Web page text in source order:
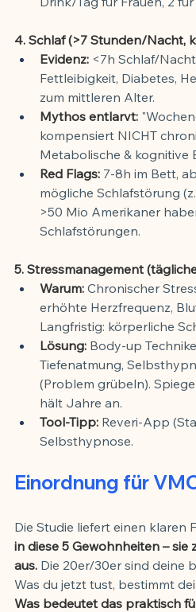
4. Schlaf (>7 Stunden/Nacht,
Evidenz: <7h Schlaf/
Fettleibigkeit, Diabetes,
zum mittleren Alter.
Mythos entlarvt:
kompensiert NICHT
Metabolische & kognitive
Red Flags: 7-8h im Bett,
mögliche Schlafstörung
>50 Mio Amerikaner
Schlafstörungen.
5. Stressmanagement
Warum: Chronischer
erhöhte Herzfrequenz,
Langfristig: körperliche
Lösung: Body-up
Tiefenatmung,
(Problem grübeln).
hält Jahre an.
Tool-Tipp: Reveri-App
Selbsthypnose.
Einordnung für
Die Studie liefert einen klaren
in diese 5 Gewohnheiten –
aus. Die 20er/30er sind deine
Was du jetzt tust, bestimmt
Was bedeutet das praktisch